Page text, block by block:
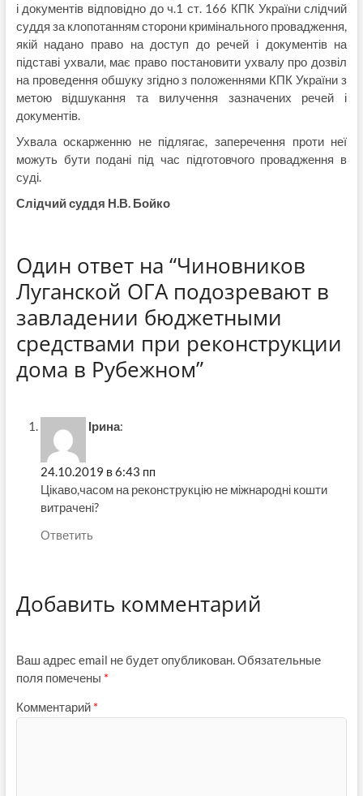
і документів відповідно до ч.1 ст. 166 КПК України слідчий
суддя за клопотанням сторони кримінального провадження,
якій надано право на доступ до речей і документів на
підставі ухвали, має право постановити ухвалу про дозвіл
на проведення обшуку згідно з положеннями КПК України з
метою відшукання та вилучення зазначених речей і
документів.
Ухвала оскарженню не підлягає, заперечення проти неї
можуть бути подані під час підготовчого провадження в
суді.
Слідчий суддя Н.В. Бойко
Один ответ на “Чиновников
Луганской ОГА подозревают в
завладении бюджетными
средствами при реконструкции
дома в Рубежном”
Ірина:
24.10.2019 в 6:43 пп
Цікаво,часом на реконструкцію не міжнародні кошти
витрачені?
Ответить
Добавить комментарий
Ваш адрес email не будет опубликован.Обязательные
поля помечены *
Комментарий *